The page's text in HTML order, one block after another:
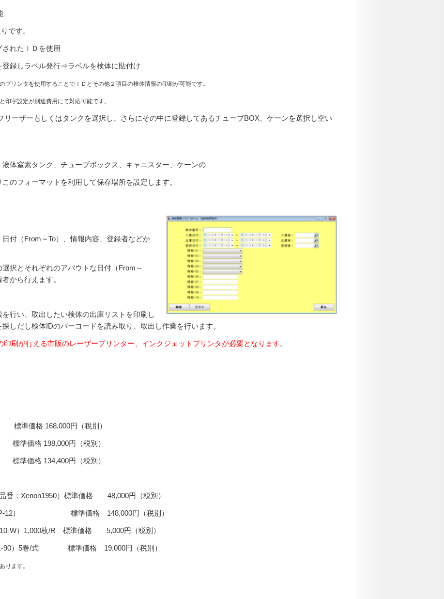
です。
たＩＤを使用
しラベル発行⇒ラベルを検体に貼付け
ンタを使用することでＩＤとその他２項目の検体情報の印刷が可能です。
設定が別途費用にて対応可能です。
ーザーもしくはタンクを選択し、さらにその中に登録してあるチューブBOX、ケーンを選択し空い
体窒素タンク、チューブボックス、キャニスター、ケーンの
のフォーマットを利用して保存場所を設定します。
付（From～To）、情報内容、登録者などか
択とそれぞれのアバウトな日付（From～
から行えます。
行い、取出したい検体の出庫リストを印刷し
しだし検体IDのバーコードを読み取り、取出し作業を行います。
刷が行える市販のレーザープリンター、インクジェットプリンタが必要となります。
価格 168,000円（税別）
格 198,000円（税別）
格 134,400円（税別）
番：Xenon1950）標準価格 48,000円（税別）
BBP-12） 標準価格 148,000円（税別）
W）1,000枚/R 標準価格 5,000円（税別）
90）5巻/式 標準価格 19,000円（税別）
ります。